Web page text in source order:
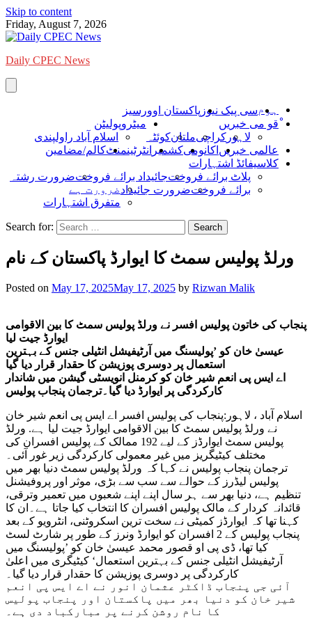
Skip to content
Friday, August 7, 2026
Daily CPEC News
ہومسی پیک نیوز پاکستان اوورسیز
ْقو می خبریں
لاہور کراچیملتانکوئٹہ
میٹروپولیٹن
اسلام آباد راولپندی
عالمی خبریں اکانومیکشمیر انٹرٹینمنٹکالم/مضامین
کلاسیفائڈ اشتہارات
پلاٹ برائے فروختجائیداد برائے فروختضرورت رشتہ
برائے فروختضرورت جائیدادضرورت ہے
متفرق اشتہارات
Search for:
ورلڈ پولیس سمٹ کا ایوارڈ پاکستان کے نام
Posted on May 17, 2025May 17, 2025 by Rizwan Malik
پنجاب کی خاتون پولیس افسر نے ورلڈ پولیس سمٹ کا بین الاقوامی
ایوارڈ جیت لیا
عیسیٰ خان کو ’پولیسنگ میں آرٹیفیشل انٹیلی جنس کے بہترین
استعمال پر دوسری پوزیشن کا حقدار قرار دیا گیا
اے ایس پی انعم شیر خان کو کرمنل انویسٹی گیشن میں شاندار
کارکردگی پر ایوارڈ دیا گیا۔ترجمان پنجاب پولیس
اسلام آباد ، لاہور:پنجاب کی پولیس افسر اے ایس پی انعم شیر خان
نے ورلڈ پولیس سمٹ کا بین الاقوامی ایوارڈ جیت لیا ہے. ورلڈ
پولیس سمٹ ایوارڈز کے لیے 192 ممالک کے پولیس افسران کی
مختلف کیٹیگریز میں غیر معمولی کارکردگی زیر غور آئی۔
ترجمان پنجاب پولیس نے کہا کہ ورلڈ پولیس سمٹ دنیا بھر میں
پولیس لیڈرز کے حوالے سے سب سے بڑی، موثر اور پروفیشنل
تنظیم ہے، دنیا بھر سے ہر سال اپنے اپنے شعبوں میں تعمیر وترقی،
قائدانہ کردار کے مالک پولیس افسران کا انتخاب کیا جاتا ہے۔ان کا
کہنا تھا کہ ایوارڈز کمیٹی نے سخت ترین اسکروٹنی، انٹرویو کے بعد
پنجاب پولیس کے 2 افسران کو ایوارڈ ونرز کے طور پر شارٹ لسٹ
کیا تھا، ڈی پی او قصور محمد عیسیٰ خان کو ’پولیسنگ میں
آرٹیفیشل انٹیلی جنس کے بہترین استعمال‘ کیٹیگری میں اعلیٰ
کارکردگی پر دوسری پوزیشن کا حقدار قرار دیا گیا۔
آئی جی پنجاب ڈاکٹر عثمان انور نے اے ایس پی انعم
شیر خان کو دنیا بھر میں پاکستان اور پنجاب پولیس
کا نام روشن کرنے پر مبارکباد دی ہے۔